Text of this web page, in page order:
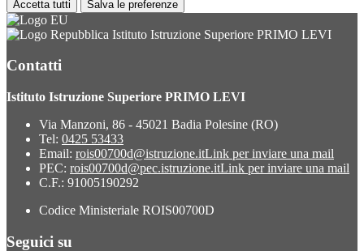
Accetta tutti Salva le preferenze
Istituto Istruzione Superiore PRIMO LEVI
Contatti
Istituto Istruzione Superiore PRIMO LEVI
Via Manzoni, 86 - 45021 Badia Polesine (RO)
Tel: 0425 53433
Email: rois00700d@istruzione.itLink per inviare una mail
PEC: rois00700d@pec.istruzione.itLink per inviare una mail
C.F.: 91005190292
Codice Ministeriale ROIS00700D
Seguici su